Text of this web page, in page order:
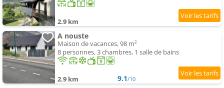
2.9 km
A nouste
Maison de vacances, 98 m²
8 personnes, 3 chambres, 1 salle de bains
2.9 km 9.1/10